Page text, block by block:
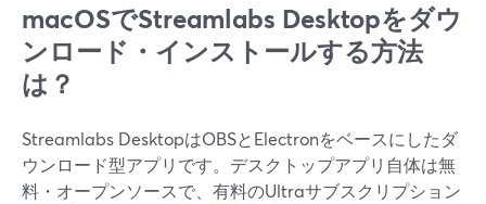
macOSでStreamlabs Desktopをダウ
ンロード・インストールする方法
は？
Streamlabs DesktopはOBSとElectronをベースにしたダ
ウンロード型アプリです。デスクトップアプリ自体は無
料・オープンソースで、有料のUltraサブスクリプション